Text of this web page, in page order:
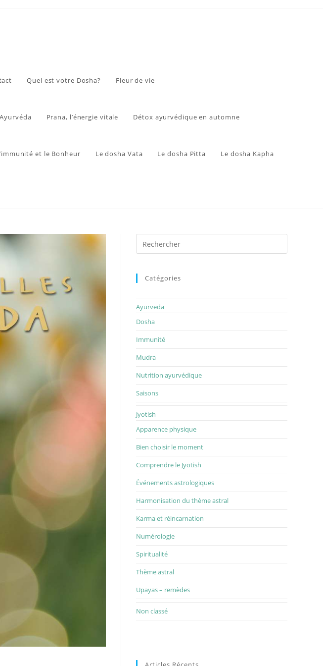
Quel est votre Dosha? Fleur de vie
Prana, l’énergie vitale Détox ayurvédique en automne
et le Bonheur Le dosha Vata Le dosha Pitta Le dosha Kapha
Rechercher
sur
siteCatégories
Ayurveda
Dosha
Immunité
Mudra
Nutrition ayurvédique
Saisons
Jyotish
Apparence physique
Bien choisir le moment
Comprendre le Jyotish
Événements astrologiques
Harmonisation du thème astral
Karma et réincarnation
Numérologie
Spiritualité
Thème astral
Upayas – remèdes
Non classé